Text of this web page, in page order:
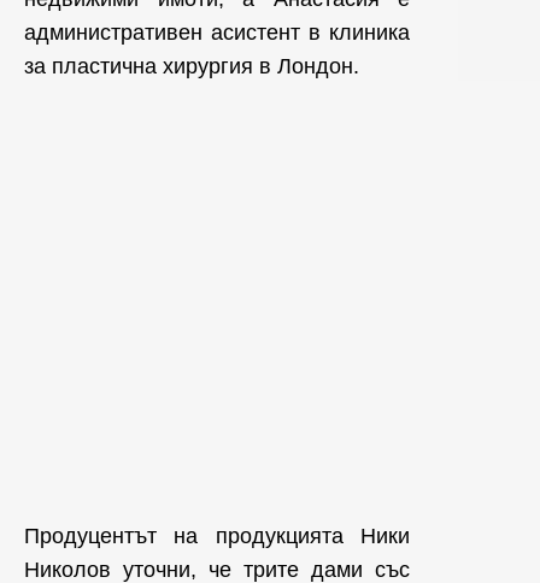
административен асистент в клиника
за пластична хирургия в Лондон.
Продуцентът на продукцията Ники
Николов уточни, че трите дами със